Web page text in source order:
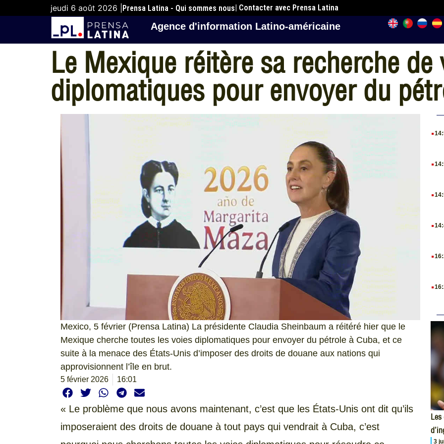
jeudi 6 août 2026 | Prensa Latina - Qui sommes nous| Contacter avec Prensa Latina
Agence d'information Latino-américaine
Le Mexique réitère sa recherche de
diplomatiques pour envoyer du
Mexico, 5 février (Prensa Latina) La présidente Claudia Sheinbaum a réitéré hier que le
Mexique cherche toutes les voies diplomatiques pour envoyer du pétrole à Cuba, et ce
suite à la menace des États-Unis d’imposer des droits de douane aux nations qui
approvisionnent l’île en brut.
5 février 2026 16:01
« Le problème que nous avons maintenant, c’est que les États-Unis ont dit qu’ils
imposeraient des droits de douane à tout pays qui vendrait à Cuba, c’est
.
.
.
.
.
.
Les
3